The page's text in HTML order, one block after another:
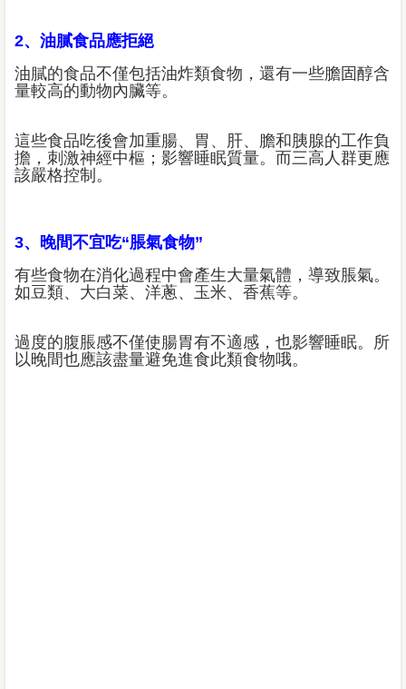
2、油膩食品應拒絕
油膩的食品不僅包括油炸類食物，還有一些膽固醇含
量較高的動物內臟等。
這些食品吃後會加重腸、胃、肝、膽和胰腺的工作負
擔，刺激神經中樞；影響睡眠質量。而三高人群更應
該嚴格控制。
3、晚間不宜吃“脹氣食物”
有些食物在消化過程中會產生大量氣體，導致脹氣。
如豆類、大白菜、洋蔥、玉米、香蕉等。
過度的腹脹感不僅使腸胃有不適感，也影響睡眠。所
以晚間也應該盡量避免進食此類食物哦。